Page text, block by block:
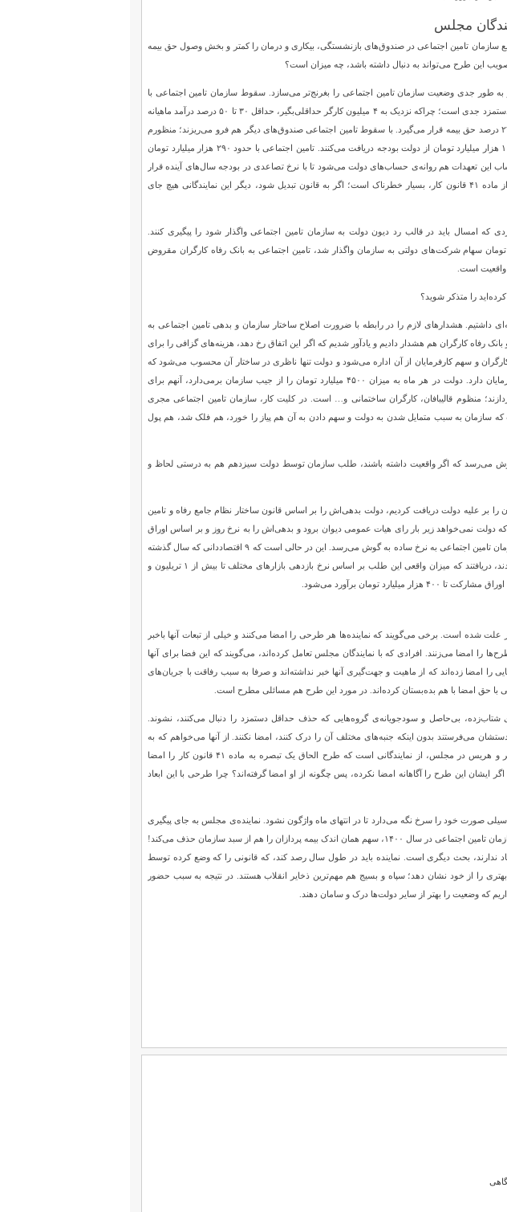
مجلس
الحاق یک تبصره به ماده ۴۱ قانون کار، منابع سازمان تامین اجتماعی در صندوق‌های بازنشستگی، بیکاری و درمان را کمتر و بخش وصول حق بیمه
این طرح می‌تواند به دنبال داشته باشد، چه میزان است؟
طور جدی وضعیت سازمان تامین اجتماعی را بغرنج‌تر می‌سازد. سقوط سازمان تامین اجتماعی با
طرح نمایندگان مجلس برای معافیت کارگاه‌های روستایی از حداقل دستمزد جدی است؛ چراکه نزدیک به ۴ میلیون کارگر حداقلی‌بگیر، حداقل ۳۰ تا ۵۰ درصد درآمد ماهیانه
خود را از دست می‌دهند؛ درآمدی که در مجموع خود، مبنای کسر ۲۷ درصد حق بیمه قرار می‌گیرد. با سقوط تامین اجتماعی صندوق‌های دیگر هم فرو می‌ریزند؛ منظورم
صندوق‌های کشوری و لشکری است که در سال ۱۴۰۰، مجموعا ۱۰۰ هزار میلیارد تومان از دولت بودجه دریافت می‌کنند. تامین اجتماعی با حدود ۲۹۰ هزار میلیارد تومان
دارد که با این حساب این تعهدات هم روانه‌ی حساب‌های دولت می‌شود تا با نرخ تصاعدی در بودجه سال‌های آینده قرار
گیرد. از این منظر، تصمیم معاف‌سازی کارگاه‌های کمتر از ۱۰ نفر از ماده ۴۱ قانون کار، بسیار خطرناک است؛ اگر به قانون تبدیل شود، دیگر این نمایندگانی هیچ جای
مهلک، دولت و مجلس باید ۸۹ هزار میلیاردی که امسال باید در قالب رد دیون دولت به سازمان تامین اجتماعی واگذار شود را پیگیری کنند.
در بودجه سال گذشته ۳۲ هزار میلیارد تومان سهام شرکت‌های دولتی به سازمان واگذار شد، تامین اجتماعی به بانک رفاه کارگران مقروض
کرده‌اید را متذکر شوید؟
هشدارهای لازم را در رابطه با ضرورت اصلاح ساختار سازمان و بدهی تامین اجتماعی به
رفاه کارگران هم هشدار دادیم و یادآور شدیم که اگر این اتفاق رخ دهد، هزینه‌های گزافی را برای
و سهم کارفرمایان از آن اداره می‌شود و دولت تنها ناظری در ساختار آن محسوب می‌شود که
البته بیشترین حضور را در آن نسبت کارگران، بازنشستگان و کارفرمایان دارد. دولت در هر ماه به میزان ۴۵۰۰ میلیارد تومان را از جیب سازمان برمی‌دارد، آنهم برای
سهم کارگر را می‌پردازند؛ منظوم قالیبافان، کارگران ساختمانی و… است. در کلیت کار، سازمان تامین اجتماعی مجری
سازمان به سبب متمایل شدن به دولت و سهم دادن به آن هم پیاز را خورد، هم فلک شد، هم پول
می‌رسد که اگر واقعیت داشته باشند، طلب سازمان توسط دولت سیزدهم هم به درستی لحاظ و
بر علیه دولت دریافت کردیم، دولت بدهی‌اش را بر اساس قانون ساختار نظام جامع رفاه و تامین
دولت نمی‌خواهد زیر بار رای هیات عمومی دیوان برود و بدهی‌اش را به نرخ روز و بر اساس اوراق
مشارکت پرداخت کند. متاسفانه زمزمه‌های محاسبه سود طلب سازمان تامین اجتماعی به نرخ ساده به گوش می‌رسد. این در حالی است که ۹ اقتصاددانی که سال گذشته
برای محاسبه میزان واقعی طلب سازمان تامین اجتماعی اقدام کردند، دریافتند که میزان واقعی این طلب بر اساس نرخ بازدهی بازارهای مختلف تا بیش از ۱ تریلیون و
علت شده است. برخی می‌گویند که نماینده‌ها هر طرحی را امضا می‌کنند و خیلی از تبعات آنها باخبر
را امضا می‌زنند. افرادی که با نمایندگان مجلس تعامل کرده‌اند، می‌گویند که این فضا برای آنها
را امضا زده‌اند که از ماهیت و جهت‌گیری آنها خبر نداشته‌اند و صرفا به سبب رفاقت با جریان‌های
با حق امضا با هم بده‌بستان کرده‌اند. در مورد این طرح هم مسائلی مطرح است.
شتاب‌زده، بی‌حاصل و سودجویانه‌ی گروه‌هایی که حذف حداقل دستمزد را دنبال می‌کنند، نشوند.
می‌فرستند بدون اینکه جنبه‌های مختلف آن را درک کنند، امضا نکنند. از آنها می‌خواهم که به
عنوان قانوگذار ماشین امضای سودجویان تبدیل نشوند. نماینده اهر و هریس در مجلس، از نمایندگانی است که طرح الحاق یک تبصره به ماده ۴۱ قانون کار را امضا
ایشان این طرح را آگاهانه امضا نکرده، پس چگونه از او امضا گرفته‌اند؟ چرا طرحی با این ابعاد
سیلی صورت خود را سرخ نگه می‌دارد تا در انتهای ماه واژگون نشود. نماینده‌ی مجلس به جای پیگیری
اجرای مصوبه‌ی واگذاری ۸۹ هزار میلیارد تومان از دیون دولت به سازمان تامین اجتماعی در سال ۱۴۰۰، سهم همان اندک بیمه پردازان را هم از سبد سازمان حذف می‌کند!
ندارند، بحث دیگری است. نماینده باید در طول سال رصد کند، که قانونی را که وضع کرده توسط
بهتری را از خود نشان دهد؛ سپاه و بسیج هم مهم‌ترین ذخایر انقلاب هستند. در نتیجه به سبب حضور
که وضعیت را بهتر از سایر دولت‌ها درک و سامان دهند.